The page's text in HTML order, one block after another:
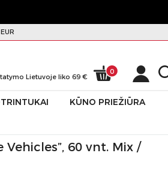
Lietuvoje liko 69 €
0
KŪNO PRIEŽIŪRA
Vehicles”, 60 vnt. Mix /